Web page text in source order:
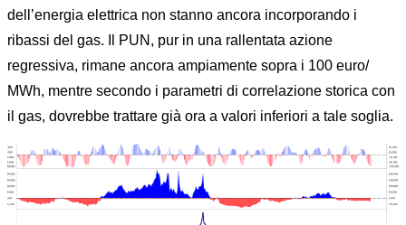
dell’energia elettrica non stanno ancora incorporando i
ribassi del gas. Il PUN, pur in una rallentata azione
regressiva, rimane ancora ampiamente sopra i 100 euro/
MWh, mentre secondo i parametri di correlazione storica con
il gas, dovrebbe trattare già ora a valori inferiori a tale soglia.